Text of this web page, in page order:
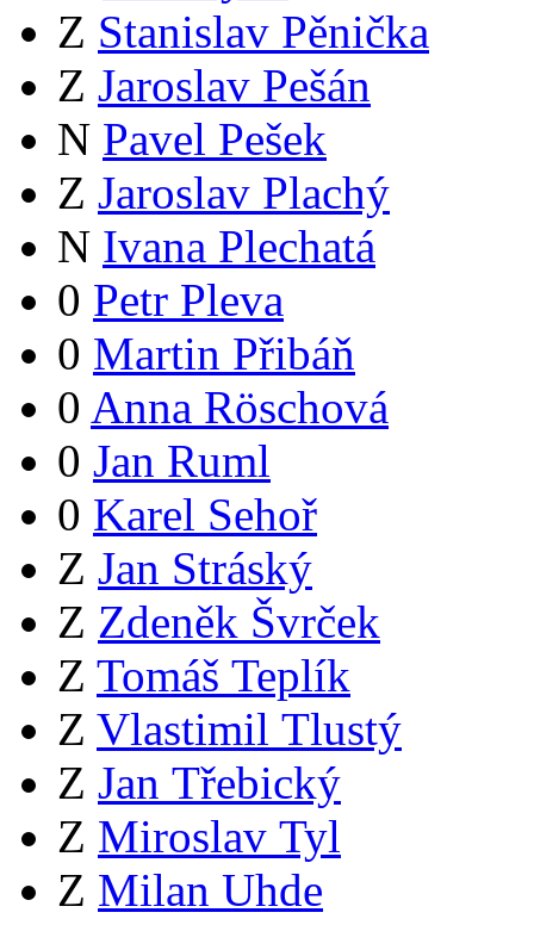
Z Stanislav Pěnička
Z Jaroslav Pešán
N Pavel Pešek
Z Jaroslav Plachý
N Ivana Plechatá
0 Petr Pleva
0 Martin Přibáň
0 Anna Röschová
0 Jan Ruml
0 Karel Sehoř
Z Jan Stráský
Z Zdeněk Švrček
Z Tomáš Teplík
Z Vlastimil Tlustý
Z Jan Třebický
Z Miroslav Tyl
Z Milan Uhde